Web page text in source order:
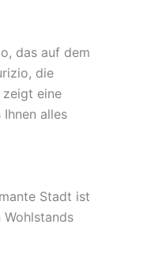
das auf dem
die
zeigt eine
alles
Stadt ist